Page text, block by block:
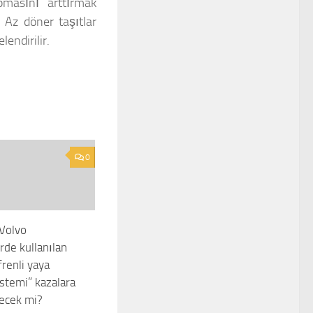
Az döner taşıtlar
0
kullanılan
yaya
kazalara
mi?